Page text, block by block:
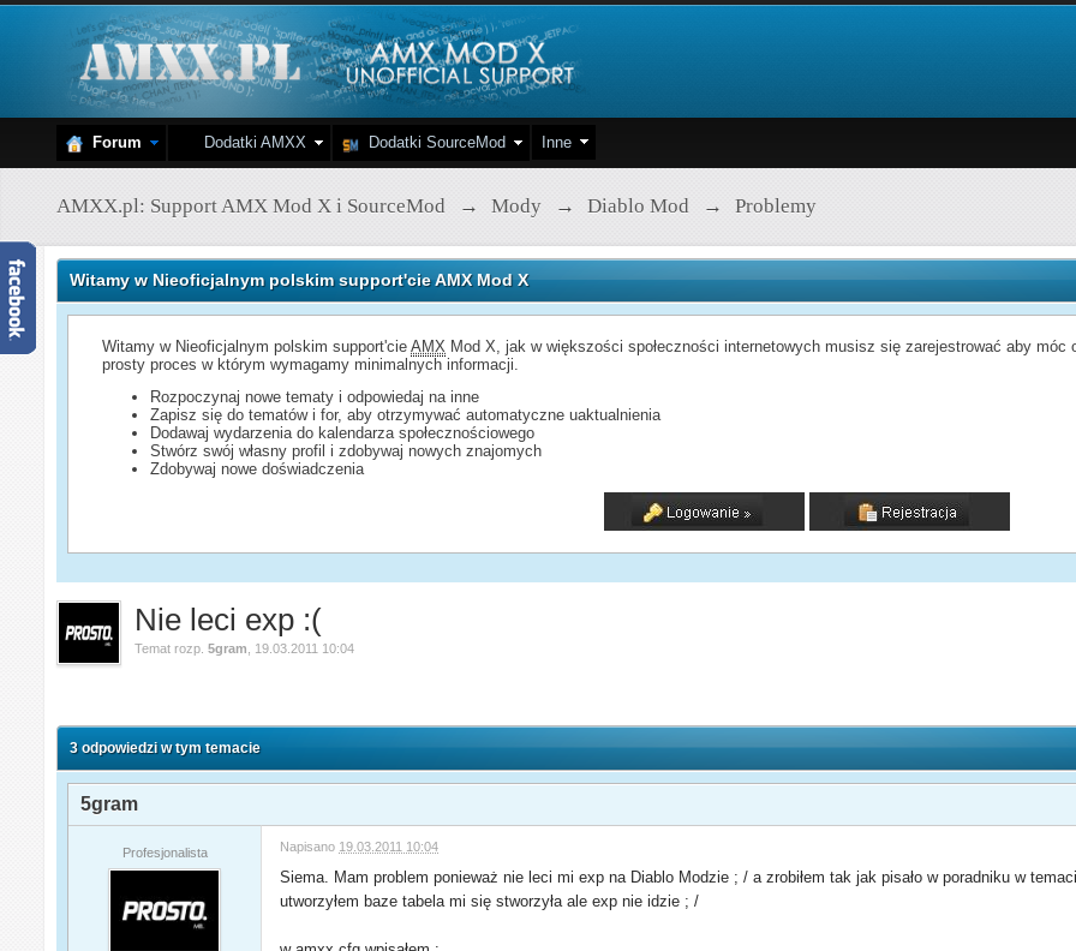
Forum Dodatki AMXX Dodatki SourceMod Inne
AMXX.pl: Support AMX Mod X i SourceMod → Mody → Diablo Mod → Problemy
Witamy w Nieoficjalnym polskim support'cie AMX Mod X
Witamy w Nieoficjalnym polskim support'cieAMX Mod X, jak w większości społeczności internetowych musisz się zarejestrować aby
prosty proces w którym wymagamy minimalnych informacji.
Rozpoczynaj nowe tematy i odpowiedaj na inne
Zapisz się do tematów i for, aby otrzymywać automatyczne uaktualnienia
Dodawaj wydarzenia do kalendarza społecznościowego
Stwórz swój własny profil i zdobywaj nowych znajomych
Zdobywaj nowe doświadczenia
Nie leci exp :(
Temat rozp.5gram 19.03.2011 10:04
3 odpowiedzi w tym temacie
5gram
Profesjonalista Napisano 19.03.2011 10:04
Siema. Mam problem ponieważ nie leci mi exp na Diablo Modzie ; / a zrobiłem tak jak pisało w poradniku w
utworzyłem baze tabela mi się stworzyła ale exp nie idzie ; /